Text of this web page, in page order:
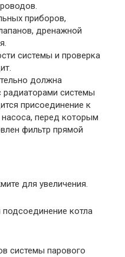
приборов,
дренажной
системы и проверка
должна
системы
присоединение к
перед которым
фильтр прямой
для увеличения.
котла
системы парового